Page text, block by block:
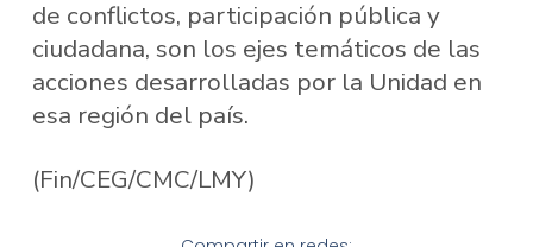
de conflictos, participación pública y
ciudadana, son los ejes temáticos de las
acciones desarrolladas por la Unidad en
esa región del país.
(Fin/CEG/CMC/LMY)